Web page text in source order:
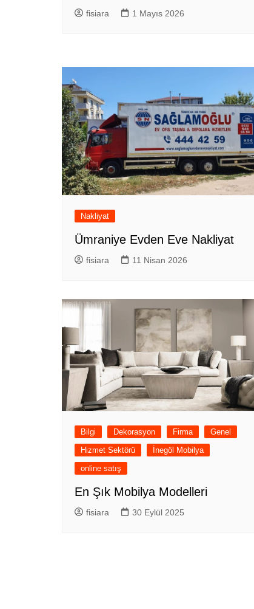
fisiara 1 Mayıs 2026
Nakliyat
Ümraniye Evden Eve Nakliyat
fisiara 11 Nisan 2026
Bilgi Dekorasyon Firma
Genel
Hizmet Sektörü
İnegöl Mobilya
online satış
En Şık Mobilya Modelleri
fisiara 30 Eylül 2025